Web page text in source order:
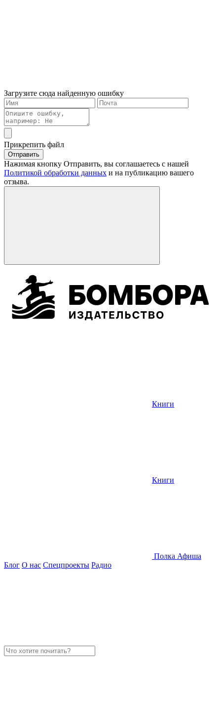
Загрузите сюда найденную ошибку
Прикрепить файл
Отправить
Нажимая кнопку Отправить, вы соглашаетесь с нашей
Политикой обработки данных и на публикацию вашего
отзыва.
Книги
Книги
Полка Афиша
Блог О нас Спецпроекты Радио